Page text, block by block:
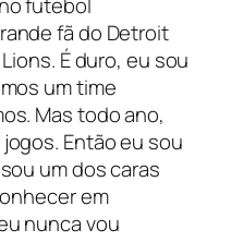
futebol
fã do Detroit
É duro, eu sou
um time
Mas todo ano,
Então eu sou
um dos caras
em
nunca vou